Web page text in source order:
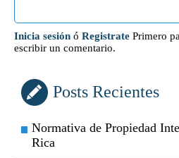
Inicia sesión ó Registrate Primero
escribir un comentario.
Posts Recientes
Normativa de Propiedad
Rica